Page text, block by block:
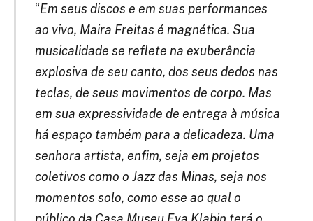
“Em seus discos e em suas performances
ao vivo, Maira Freitas é magnética. Sua
musicalidade se reflete na exuberância
explosiva de seu canto, dos seus dedos nas
teclas, de seus movimentos de corpo. Mas
em sua expressividade de entrega à música
há espaço também para a delicadeza. Uma
senhora artista, enfim, seja em projetos
coletivos como o Jazz das Minas, seja nos
momentos solo, como esse ao qual o